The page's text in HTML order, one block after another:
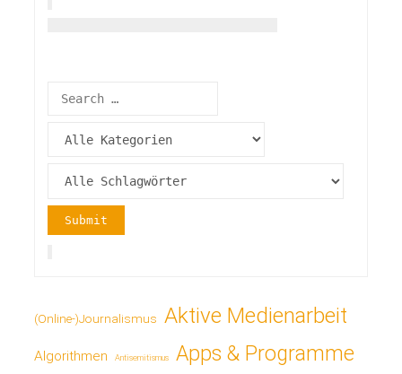
(Online-)Journalismus Aktive Medienarbeit
Algorithmen Antisemitismus Apps & Programme